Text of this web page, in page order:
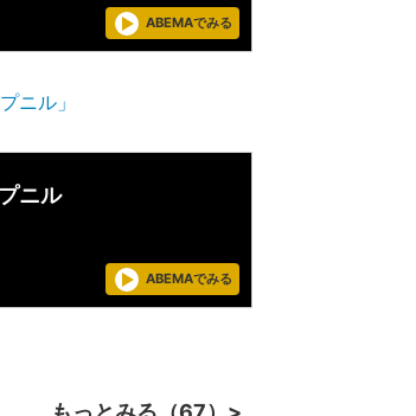
ABEMAでみる
ニル」
ニル
ABEMAでみる